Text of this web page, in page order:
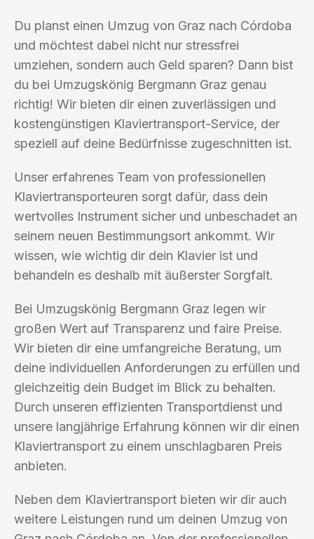
Du planst einen Umzug von Graz nach Córdoba
und möchtest dabei nicht nur stressfrei
umziehen, sondern auch Geld sparen? Dann bist
du bei Umzugskönig Bergmann Graz genau
richtig! Wir bieten dir einen zuverlässigen und
kostengünstigen Klaviertransport-Service, der
speziell auf deine Bedürfnisse zugeschnitten ist.
Unser erfahrenes Team von professionellen
Klaviertransporteuren sorgt dafür, dass dein
wertvolles Instrument sicher und unbeschadet an
seinem neuen Bestimmungsort ankommt. Wir
wissen, wie wichtig dir dein Klavier ist und
behandeln es deshalb mit äußerster Sorgfalt.
Bei Umzugskönig Bergmann Graz legen wir
großen Wert auf Transparenz und faire Preise.
Wir bieten dir eine umfangreiche Beratung, um
deine individuellen Anforderungen zu erfüllen und
gleichzeitig dein Budget im Blick zu behalten.
Durch unseren effizienten Transportdienst und
unsere langjährige Erfahrung können wir dir einen
Klaviertransport zu einem unschlagbaren Preis
anbieten.
Neben dem Klaviertransport bieten wir dir auch
weitere Leistungen rund um deinen Umzug von